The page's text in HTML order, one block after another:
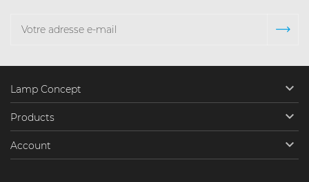
Lamp Concept 
Products 
Account 